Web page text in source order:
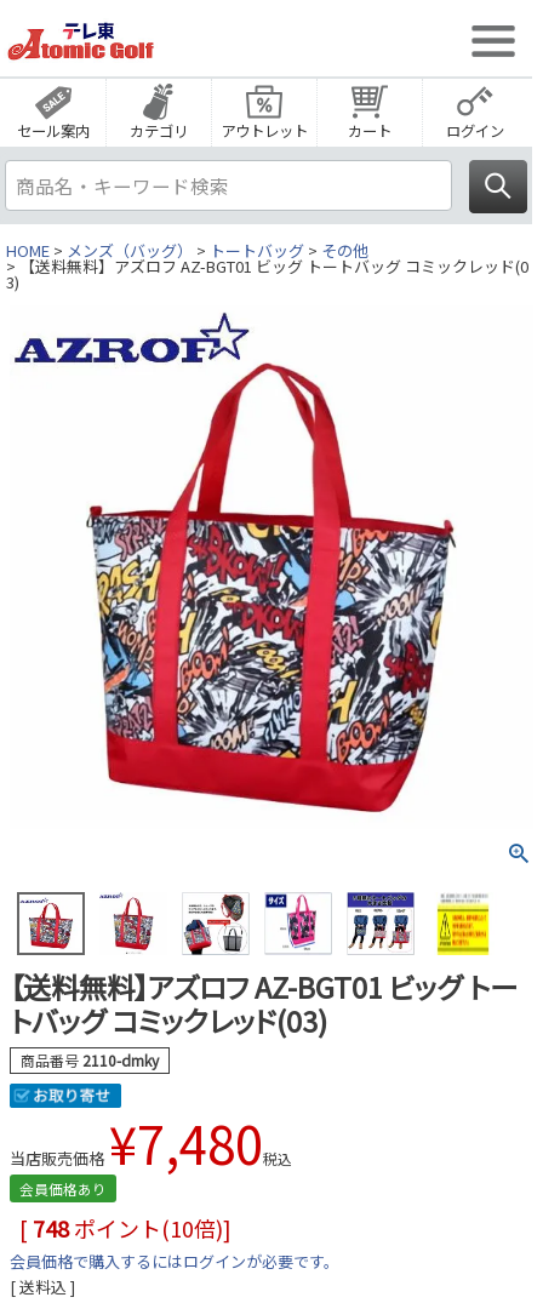
セール案内 カテゴリ アウトレット カート ログイン
HOME メンズ（バッグ） トートバッグ その他
【送料無料】アズロフ AZ-BGT01 ビッグ トートバッグ コミックレッド(0
3)
【送料無料】アズロフ AZ-BGT01 ビッグ トー
トバッグ コミックレッド(03)
商品番号 2110-dmky
当店販売価格 ¥7,480税込
会員価格あり
[ 748ポイント(10倍)]
会員価格で購入するにはログインが必要です。
送料込